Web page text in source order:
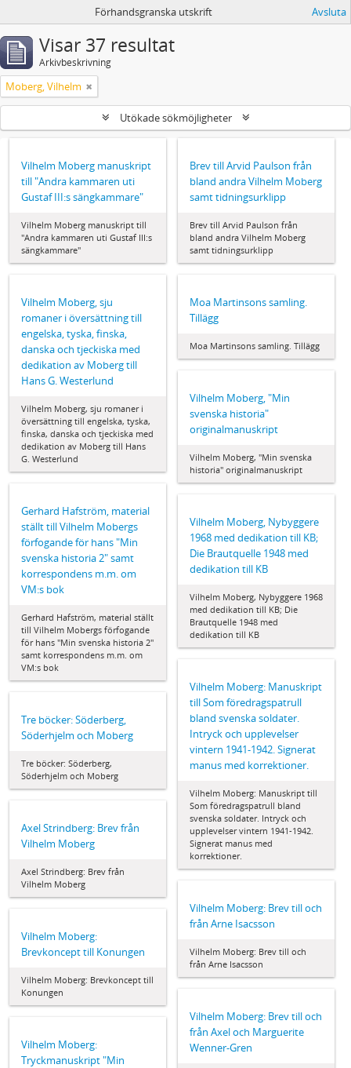
Förhandsgranska utskrift Avsluta
Visar 37 resultat
Arkivbeskrivning
Moberg, Vilhelm
Utökade sökmöjligheter
Vilhelm Moberg manuskript
till "Andra kammaren uti
Gustaf III:s sängkammare"
Vilhelm Moberg manuskript till
"Andra kammaren uti Gustaf III:s
sängkammare"
Brev till Arvid Paulson från
bland andra Vilhelm Moberg
samt tidningsurklipp
Brev till Arvid Paulson från
bland andra Vilhelm Moberg
samt tidningsurklipp
Vilhelm Moberg, sju
romaner i översättning till
engelska, tyska, finska,
danska och tjeckiska med
dedikation av Moberg till
Hans G. Westerlund
Vilhelm Moberg, sju romaner i
översättning till engelska, tyska,
finska, danska och tjeckiska med
dedikation av Moberg till Hans
G. Westerlund
Moa Martinsons samling.
Tillägg
Moa Martinsons samling. Tillägg
Vilhelm Moberg, "Min
svenska historia"
originalmanuskript
Vilhelm Moberg, "Min svenska
historia" originalmanuskript
Gerhard Hafström, material
ställt till Vilhelm Mobergs
förfogande för hans "Min
svenska historia 2" samt
korrespondens m.m. om
VM:s bok
Gerhard Hafström, material ställt
till Vilhelm Mobergs förfogande
för hans "Min svenska historia 2"
samt korrespondens m.m. om
VM:s bok
Vilhelm Moberg, Nybyggere
1968 med dedikation till KB;
Die Brautquelle 1948 med
dedikation till KB
Vilhelm Moberg, Nybyggere 1968
med dedikation till KB; Die
Brautquelle 1948 med
dedikation till KB
Vilhelm Moberg: Manuskript
till Som föredragspatrull
bland svenska soldater.
Intryck och upplevelser
vintern 1941-1942. Signerat
manus med korrektioner.
Vilhelm Moberg: Manuskript till
Som föredragspatrull bland
svenska soldater. Intryck och
upplevelser vintern 1941-1942.
Signerat manus med
korrektioner.
Tre böcker: Söderberg,
Söderhjelm och Moberg
Tre böcker: Söderberg,
Söderhjelm och Moberg
Axel Strindberg: Brev från
Vilhelm Moberg
Axel Strindberg: Brev från
Vilhelm Moberg
Vilhelm Moberg: Brev till och
från Arne Isacsson
Vilhelm Moberg: Brev till och
från Arne Isacsson
Vilhelm Moberg:
Brevkoncept till Konungen
Vilhelm Moberg: Brevkoncept till
Konungen
Vilhelm Moberg: Brev till och
från Axel och Marguerite
Wenner-Gren
Vilhelm Moberg:
Tryckmanuskript "Min